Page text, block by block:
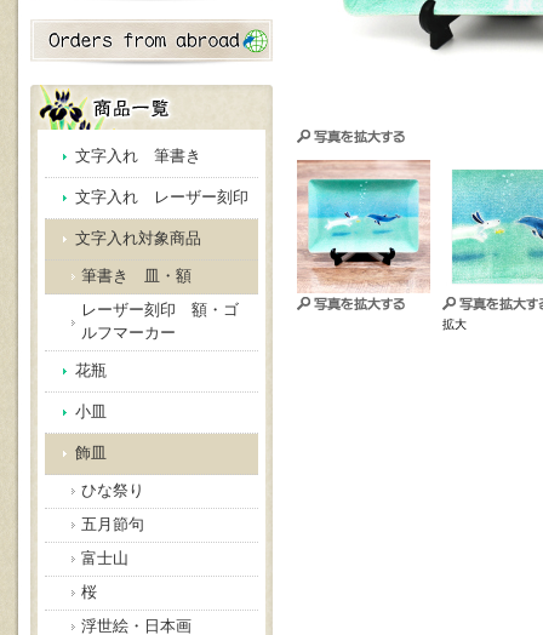
文字入れ 筆書き
文字入れ レーザー刻印
文字入れ対象商品
筆書き 皿・額
レーザー刻印 額・ゴ
ルフマーカー
花瓶
小皿
飾皿
ひな祭り
五月節句
富士山
桜
浮世絵・日本画
拡大